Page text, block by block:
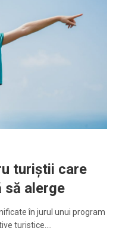
turiștii care
să alerge
în jurul unui program
turistice.…